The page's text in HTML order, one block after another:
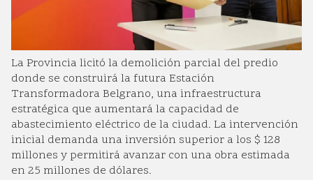
La Provincia licitó la demolición parcial del predio
donde se construirá la futura Estación
Transformadora Belgrano, una infraestructura
estratégica que aumentará la capacidad de
abastecimiento eléctrico de la ciudad. La intervención
inicial demanda una inversión superior a los $ 128
millones y permitirá avanzar con una obra estimada
en 25 millones de dólares.